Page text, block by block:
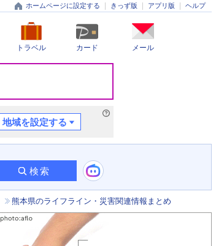
ホームページに設定する きっず版 アプリ版 ヘルプ
トラベル カード メール
地域を設定する
検索
熊本県のライフライン・災害関連情報まとめ